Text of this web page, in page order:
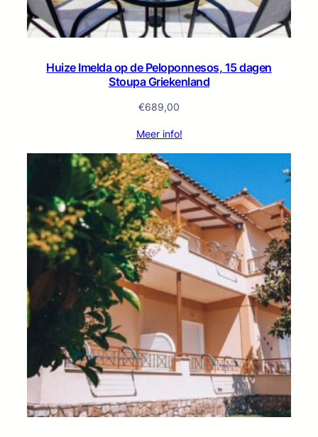
Huize Imelda op de Peloponnesos, 15 dagen
Stoupa Griekenland
€689,00
Meer info!